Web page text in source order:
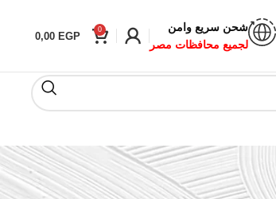
شحن سريع وامن
لجميع محافظات مصر
0
0,00 EGP